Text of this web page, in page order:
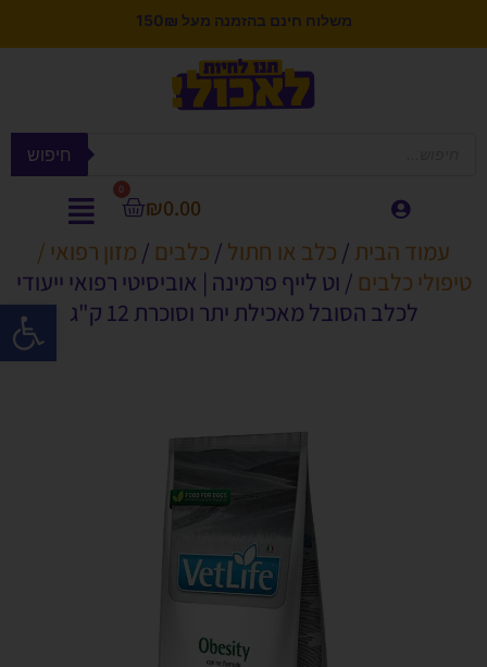
פתח
משלוח חינם בהזמנה מעל 150₪
חיפוש
₪0.00
0
עמוד הבית / כלב או חתול / כלבים / מזון רפואי /
טיפולי כלבים / וט לייף פרמינה | אוביסיטי רפואי ייעודי
לכלב הסובל מאכילת יתר וסוכרת 12 ק"ג